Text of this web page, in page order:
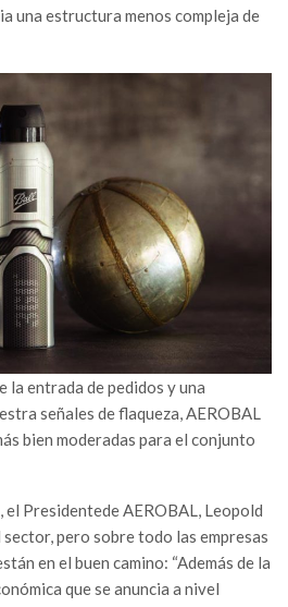
una estructura menos compleja de
la entrada de pedidos y una
señales de flaqueza, AEROBAL
bien moderadas para el conjunto
el Presidentede AEROBAL, Leopold
pero sobre todo las empresas
en el buen camino: “Además de la
que se anuncia a nivel